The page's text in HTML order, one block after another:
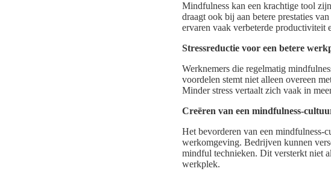
Mindfulness kan een krachtige tool
draagt ook bij aan betere prestaties
ervaren vaak verbeterde productiviteit
Stressreductie voor een betere
Werknemers die regelmatig
voordelen stemt niet alleen overeen
Minder stress vertaalt zich vaak in
Creëren van een mindfulness-
Het bevorderen van een mindfulness-
werkomgeving. Bedrijven kunnen
mindful technieken. Dit versterkt niet
werkplek.